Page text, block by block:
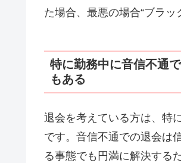
た場合、最悪の場合“ブラッ
特に勤務中に音信不通
もある
退会を考えている方は、特
です。音信不通での退会は
る事態でも円満に解決する